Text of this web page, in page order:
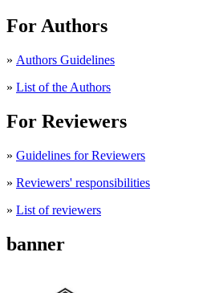
For Authors
» Authors Guidelines
» List of the Authors
For Reviewers
» Guidelines for Reviewers
» Reviewers' responsibilities
» List of reviewers
banner